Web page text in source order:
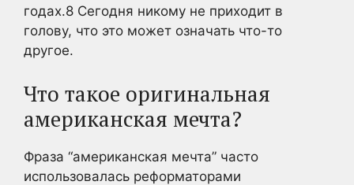
годах.8 Сегодня никому не приходит в
голову, что это может означать что-то
другое.
Что такое оригинальная
американская мечта?
Фраза “американская мечта” часто
использовалась реформаторами